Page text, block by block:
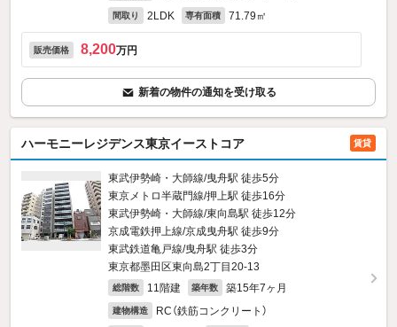
間取り 2LDK 専有面積 71.79㎡
販売価格 8,200万円
新着の物件の通知を受け取る
ハーモニーレジデンス東京イーストコア 賃貸
東武伊勢崎・大師線/曳舟駅 徒歩5分
東京メトロ半蔵門線/押上駅 徒歩16分
東武伊勢崎・大師線/東向島駅 徒歩12分
京成電鉄押上線/京成曳舟駅 徒歩9分
東武鉄道亀戸線/曳舟駅 徒歩3分
東京都墨田区東向島2丁目20-13
総階数 11階建 築年数 築15年7ヶ月
建物構造 RC（鉄筋コンクリート）